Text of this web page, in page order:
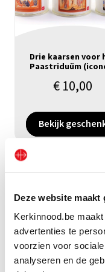
Deze website
Kerkinnood.be
advertenties te
voorzien voor
analyseren en de
Drie kaarsen voor
Paastriduüm
€10,00
Bekijk